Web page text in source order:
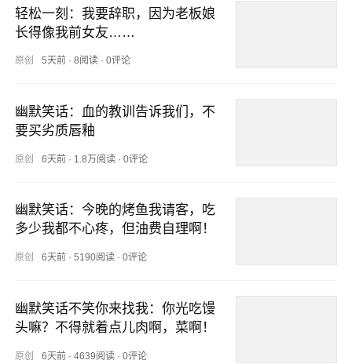
轻松一刻：我要辞职，因为老板娘
长得像我前女友……
原创 5天前· 8阅读· 0评论
幽默笑话：血的教训告诉我们，不
要买劣质唇釉
原创 6天前· 1.8万阅读· 0评论
幽默笑话：今晚的烤鱼我请客，吃
多少我都不心疼，但油费自理啊！
原创 6天前· 5190阅读· 0评论
幽默笑话不笑你来找我：你光吃馒
头嘛？不得就着点儿肉啊，菜啊！
原创 6天前· 4639阅读· 0评论